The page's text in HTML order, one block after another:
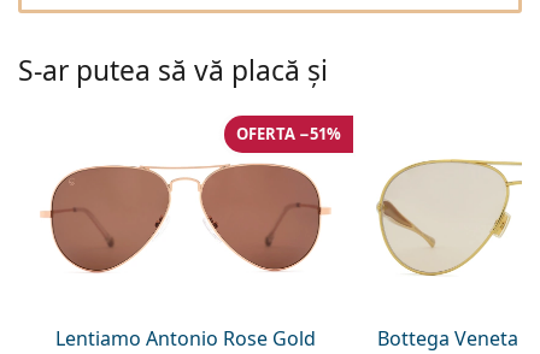
Persol
Prada
S-ar putea să vă placă și
Lentiamo Antonio Rose Gold
OFERTA −51%
Bottega Veneta